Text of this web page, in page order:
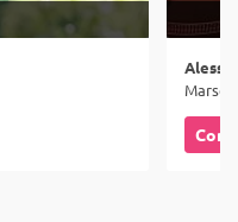
Alessio